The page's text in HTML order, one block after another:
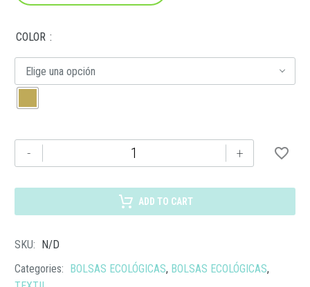
COLOR
Elige una opción
-
065
cantidad
+
ADD TO CART
SKU: N/D
Categories: BOLSAS ECOLÓGICAS, BOLSAS ECOLÓGICAS,